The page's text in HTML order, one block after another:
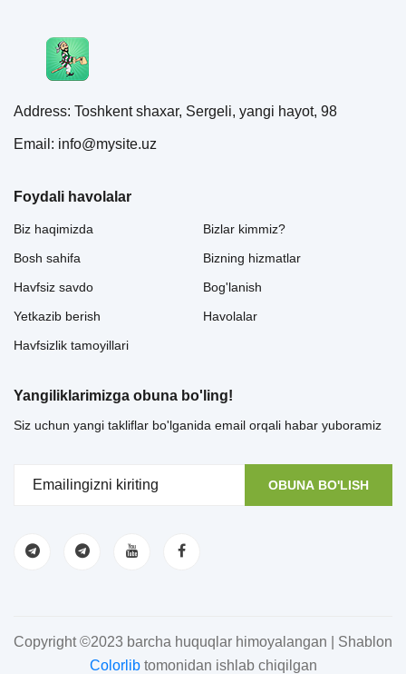
Address: Toshkent shaxar, Sergeli, yangi hayot, 98
Email: info@mysite.uz
Foydali havolalar
Biz haqimizda
Bosh sahifa
Havfsiz savdo
Yetkazib berish
Havfsizlik tamoyillari
Bizlar kimmiz?
Bizning hizmatlar
Bog'lanish
Havolalar
Yangiliklarimizga obuna bo'ling!
Siz uchun yangi takliflar bo'lganida email orqali habar yuboramiz
OBUNA BO'LISH
Copyright ©2023 barcha huquqlar himoyalangan | Shablon
Colorlibtomonidan ishlab chiqilgan